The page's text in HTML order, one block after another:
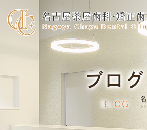
ブログ
BLOG